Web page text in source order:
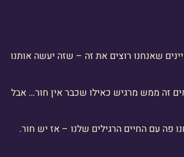
שאנחנו רוצים את זה – שזה יעשה אותנו
זה ממש מרגיש כאילו שכבר אין חור… אבל
פה עם החיים הרגילים שלנו – אז יש חור.